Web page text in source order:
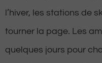
l’hiver, les stations de
tourner la page. Les
quelques jours pour